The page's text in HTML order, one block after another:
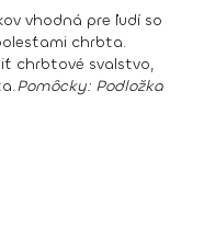
vhodná pre ľudí so
chrbta.
chrbtové svalstvo,
Pomôcky: Podložka